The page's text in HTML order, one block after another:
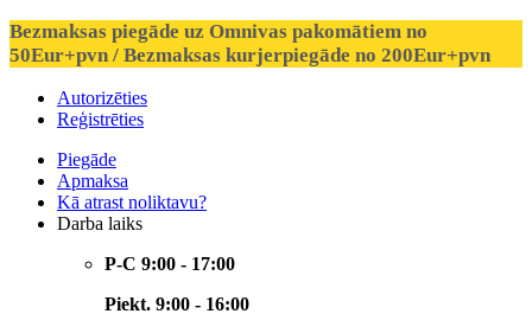
Bezmaksas piegāde uz Omnivas pakomātiem no
50Eur+pvn / Bezmaksas kurjerpiegāde no 200Eur+pvn
Autorizēties
Reģistrēties
Piegāde
Apmaksa
Kā atrast noliktavu?
Darba laiks
P-C 9:00 - 17:00
Piekt. 9:00 - 16:00